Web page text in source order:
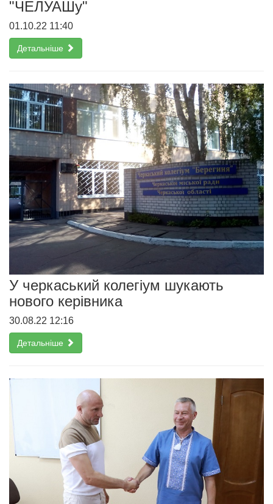
"ЧЕЛУАШу"
01.10.22 11:40
Детальніше
У черкаський колегіум шукають
нового керівника
30.08.22 12:16
Детальніше